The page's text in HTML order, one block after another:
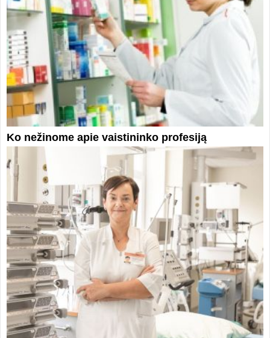
Ko nežinome apie vaistininko profesiją